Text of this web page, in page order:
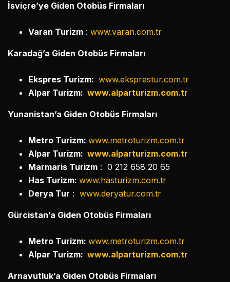
İsviçre’ye Giden Otobüs Firmaları
Varan Turizm : www.varan.com.tr
Karadağ’a Giden Otobüs Firmaları
Ekspres Turizm: www.eksprestur.com.tr
Alpar Turizm: www.alparturizm.com.tr
Yunanistan’a Giden Otobüs Firmaları
Metro Turizm: www.metroturizm.com.tr
Alpar Turizm: www.alparturizm.com.tr
Marmaris Turizm : 0 212 658 20 65
Has Turizm: www.hasturizm.com.tr
Derya Tur : www.deryatur.com.tr
Gürcistan’a Giden Otobüs Firmaları
Metro Turizm: www.metroturizm.com.tr
Alpar Turizm: www.alparturizm.com.tr
Arnavutluk’a Giden Otobüs Firmaları